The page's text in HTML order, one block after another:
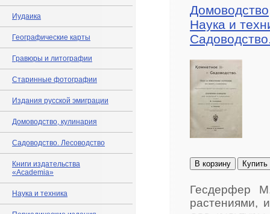
Иудаика
Географические карты
Гравюры и литографии
Старинные фотографии
Издания русской эмиграции
Домоводство, кулинария
Садоводство. Лесоводство
Книги издательства
«Academia»
Наука и техника
Наука и
В корзину Купить
Гесдерфер
растениями,